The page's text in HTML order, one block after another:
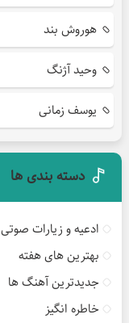
هوروش بند
وحید آژنگ
یوسف زمانی
دسته بندی ها
ادعیه و زیارات صوتی
بهترین های هفته
جدیدترین آهنگ ها
خاطره انگیز